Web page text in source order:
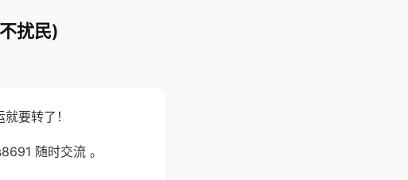
扰民)
要转了！
随时交流 。